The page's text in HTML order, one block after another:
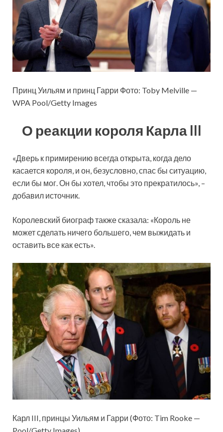
Принц Уильям и принц Гарри Фото: Toby Melville —
WPA Pool/Getty Images
О реакции короля Карла III
«Дверь к примирению всегда открыта, когда дело
касается короля, и он, безусловно, спас бы ситуацию,
если бы мог. Он бы хотел, чтобы это прекратилось», –
добавил источник.
Королевский биограф также сказала: «Король не
может сделать ничего большего, чем выжидать и
оставить все как есть».
Карл III, принцы Уильям и Гарри (Фото: Tim Rooke —